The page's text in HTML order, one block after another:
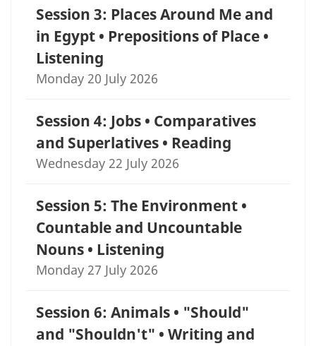
Session 3: Places Around Me and
in Egypt • Prepositions of Place •
Listening
Monday 20 July 2026
Session 4: Jobs • Comparatives
and Superlatives • Reading
Wednesday 22 July 2026
Session 5: The Environment •
Countable and Uncountable
Nouns • Listening
Monday 27 July 2026
Session 6: Animals • "Should"
and "Shouldn't" • Writing and